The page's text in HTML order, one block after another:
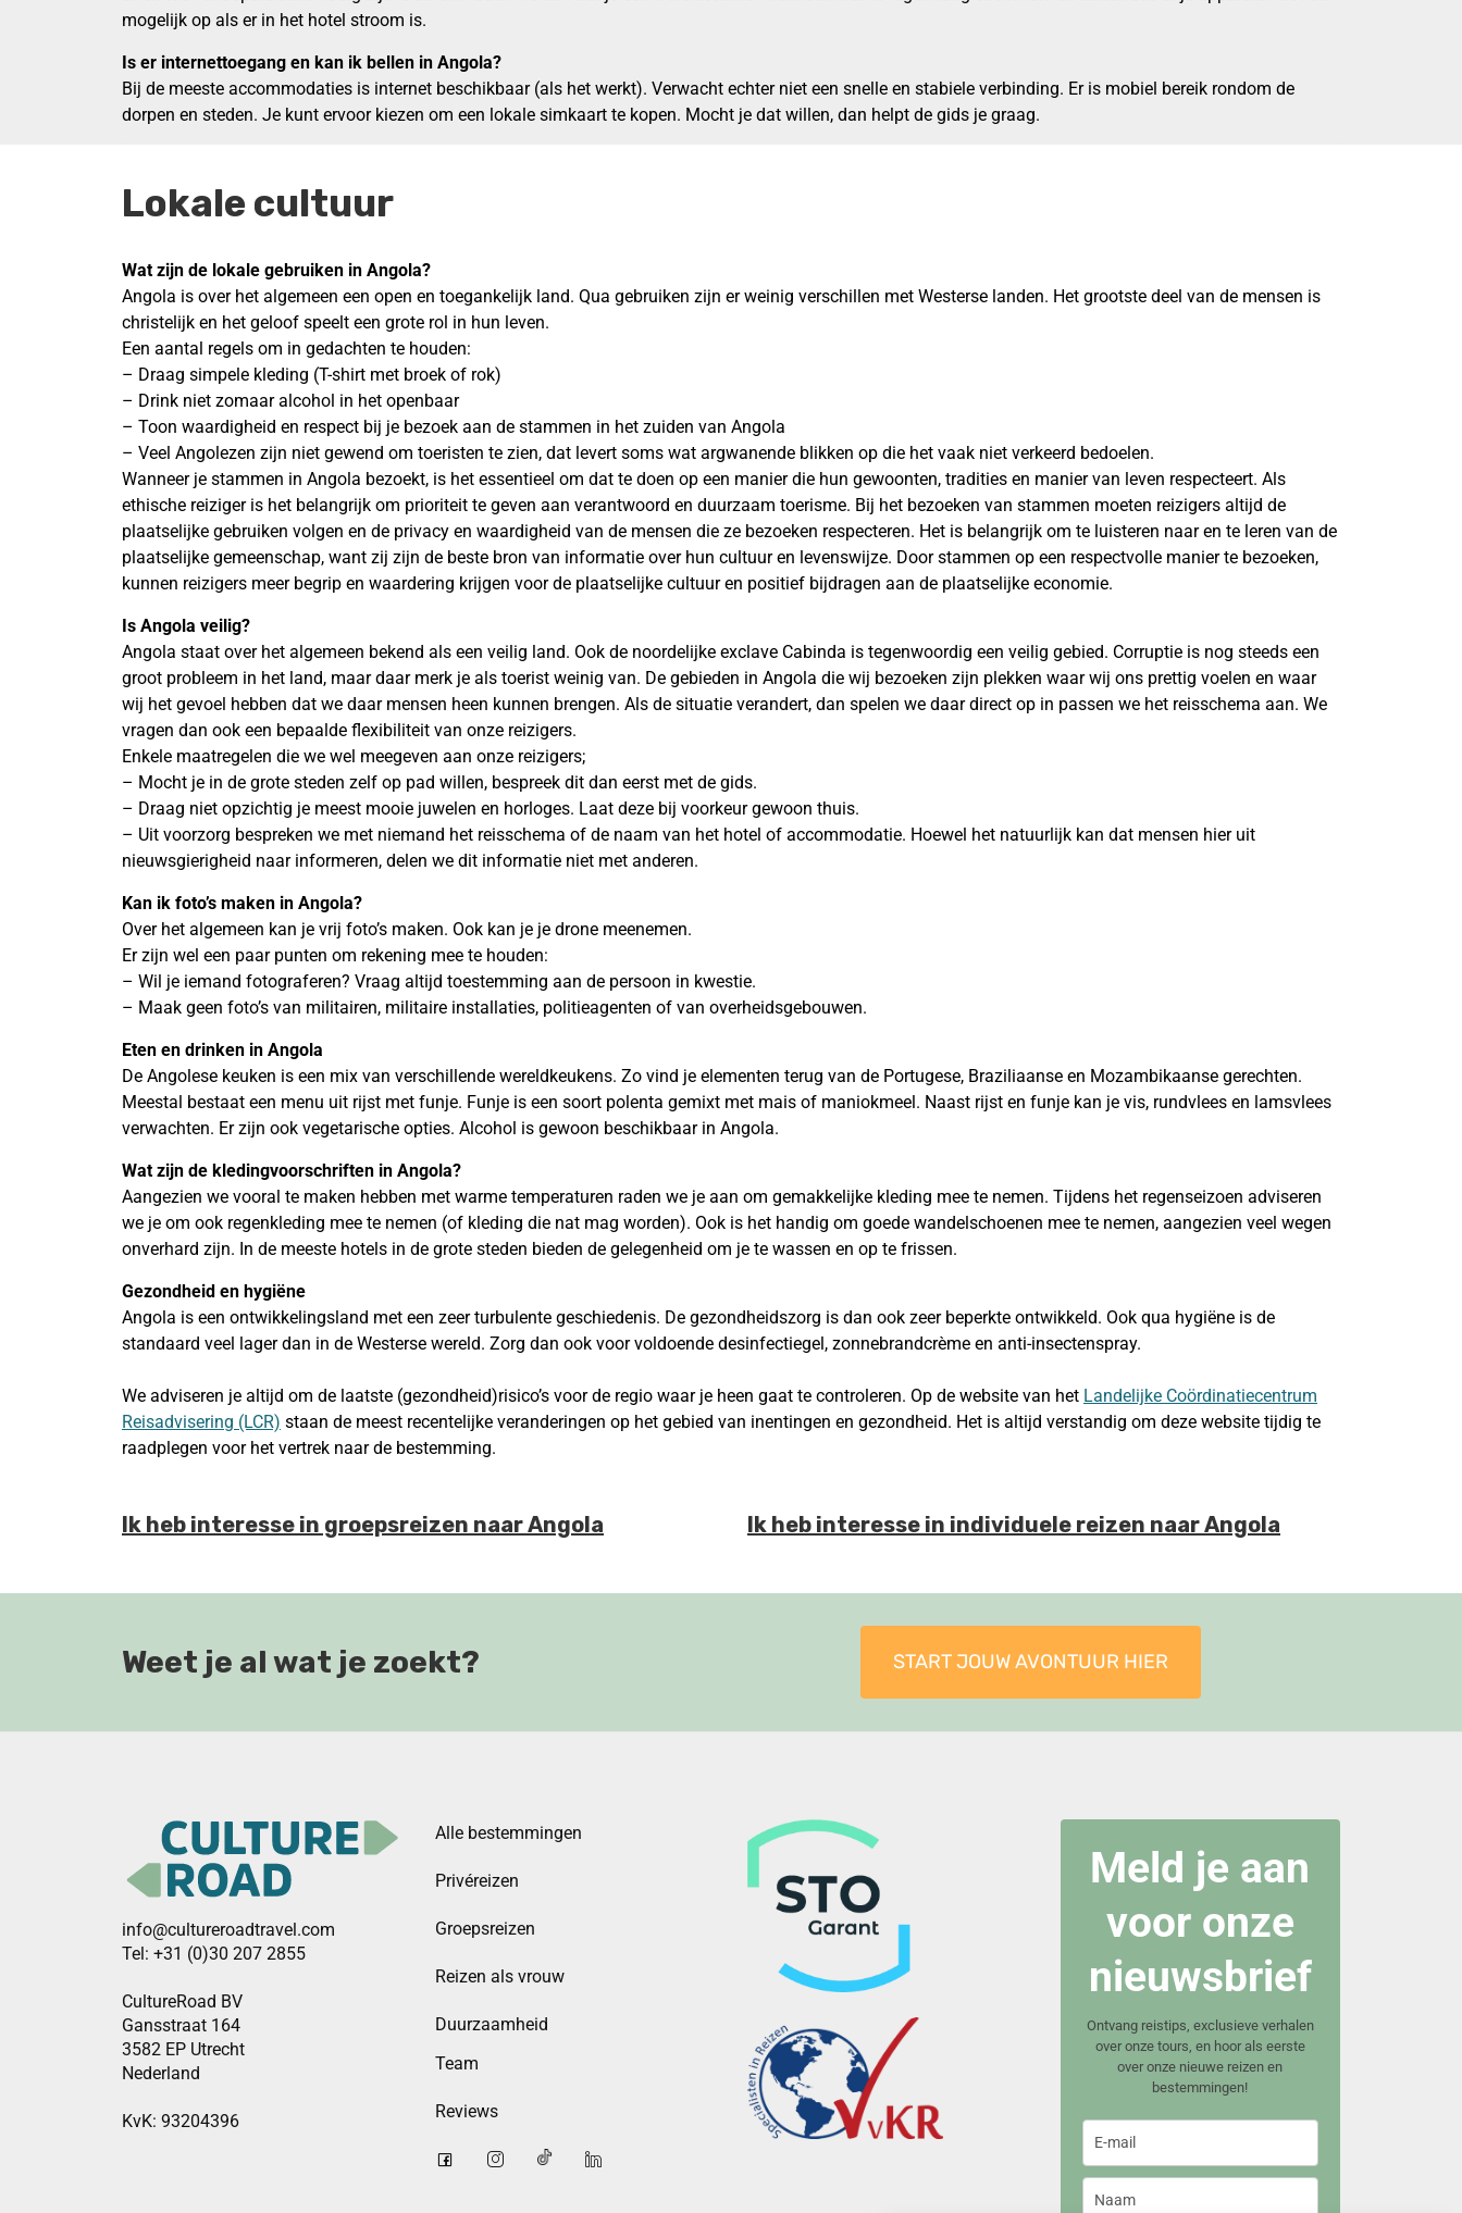
mogelijk op als er in het hotel stroom is.
Is er internettoegang en kan ik bellen in Angola?
Bij de meeste accommodaties is internet beschikbaar (als het werkt). Verwacht echter niet een snelle en stabiele verbinding. Er is mobiel bereik rondom de
dorpen en steden. Je kunt ervoor kiezen om een lokale simkaart te kopen. Mocht je dat willen, dan helpt de gids je graag.
Lokale cultuur
Wat zijn de lokale gebruiken in Angola?
Angola is over het algemeen een open en toegankelijk land. Qua gebruiken zijn er weinig verschillen met Westerse landen. Het grootste deel van de mensen is
christelijk en het geloof speelt een grote rol in hun leven.
Een aantal regels om in gedachten te houden:
– Draag simpele kleding (T-shirt met broek of rok)
– Drink niet zomaar alcohol in het openbaar
– Toon waardigheid en respect bij je bezoek aan de stammen in het zuiden van Angola
– Veel Angolezen zijn niet gewend om toeristen te zien, dat levert soms wat argwanende blikken op die het vaak niet verkeerd bedoelen.
Wanneer je stammen in Angola bezoekt, is het essentieel om dat te doen op een manier die hun gewoonten, tradities en manier van leven respecteert. Als
ethische reiziger is het belangrijk om prioriteit te geven aan verantwoord en duurzaam toerisme. Bij het bezoeken van stammen moeten reizigers altijd de
plaatselijke gebruiken volgen en de privacy en waardigheid van de mensen die ze bezoeken respecteren. Het is belangrijk om te luisteren naar en te leren van de
plaatselijke gemeenschap, want zij zijn de beste bron van informatie over hun cultuur en levenswijze. Door stammen op een respectvolle manier te bezoeken,
kunnen reizigers meer begrip en waardering krijgen voor de plaatselijke cultuur en positief bijdragen aan de plaatselijke economie.
Is Angola veilig?
Angola staat over het algemeen bekend als een veilig land. Ook de noordelijke exclave Cabinda is tegenwoordig een veilig gebied. Corruptie is nog steeds een
groot probleem in het land, maar daar merk je als toerist weinig van. De gebieden in Angola die wij bezoeken zijn plekken waar wij ons prettig voelen en waar
wij het gevoel hebben dat we daar mensen heen kunnen brengen. Als de situatie verandert, dan spelen we daar direct op in passen we het reisschema aan. We
vragen dan ook een bepaalde flexibiliteit van onze reizigers.
Enkele maatregelen die we wel meegeven aan onze reizigers;
– Mocht je in de grote steden zelf op pad willen, bespreek dit dan eerst met de gids.
– Draag niet opzichtig je meest mooie juwelen en horloges. Laat deze bij voorkeur gewoon thuis.
– Uit voorzorg bespreken we met niemand het reisschema of de naam van het hotel of accommodatie. Hoewel het natuurlijk kan dat mensen hier uit
nieuwsgierigheid naar informeren, delen we dit informatie niet met anderen.
Kan ik foto’s maken in Angola?
Over het algemeen kan je vrij foto’s maken. Ook kan je je drone meenemen.
Er zijn wel een paar punten om rekening mee te houden:
– Wil je iemand fotograferen? Vraag altijd toestemming aan de persoon in kwestie.
– Maak geen foto’s van militairen, militaire installaties, politieagenten of van overheidsgebouwen.
Eten en drinken in Angola
De Angolese keuken is een mix van verschillende wereldkeukens. Zo vind je elementen terug van de Portugese, Braziliaanse en Mozambikaanse gerechten.
Meestal bestaat een menu uit rijst met funje. Funje is een soort polenta gemixt met mais of maniokmeel. Naast rijst en funje kan je vis, rundvlees en lamsvlees
verwachten. Er zijn ook vegetarische opties. Alcohol is gewoon beschikbaar in Angola.
Wat zijn de kledingvoorschriften in Angola?
Aangezien we vooral te maken hebben met warme temperaturen raden we je aan om gemakkelijke kleding mee te nemen. Tijdens het regenseizoen adviseren
we je om ook regenkleding mee te nemen (of kleding die nat mag worden). Ook is het handig om goede wandelschoenen mee te nemen, aangezien veel wegen
onverhard zijn. In de meeste hotels in de grote steden bieden de gelegenheid om je te wassen en op te frissen.
Gezondheid en hygiëne
Angola is een ontwikkelingsland met een zeer turbulente geschiedenis. De gezondheidszorg is dan ook zeer beperkte ontwikkeld. Ook qua hygiëne is de
standaard veel lager dan in de Westerse wereld. Zorg dan ook voor voldoende desinfectiegel, zonnebrandcrème en anti-insectenspray.
We adviseren je altijd om de laatste (gezondheid)risico’s voor de regio waar je heen gaat te controleren. Op de website van het Landelijke Coördinatiecentrum
Reisadvisering (LCR) staan de meest recentelijke veranderingen op het gebied van inentingen en gezondheid. Het is altijd verstandig om deze website tijdig te
raadplegen voor het vertrek naar de bestemming.
Ik heb interesse in groepsreizen naar Angola Ik heb interesse in individuele reizen naar Angola
Weet je al wat je zoekt? START JOUW AVONTUUR HIER
info@cultureroadtravel.com
Tel: +31 (0)30 207 2855
CultureRoad BV
Gansstraat 164
3582 EP Utrecht
Nederland
KvK: 93204396
Alle bestemmingen
Privéreizen
Groepsreizen
Reizen als vrouw
Duurzaamheid
Team
Reviews
Meld je aan
voor onze
nieuwsbrief
Ontvang reistips, exclusieve verhalen
over onze tours, en hoor als eerste
over onze nieuwe reizen en
bestemmingen!